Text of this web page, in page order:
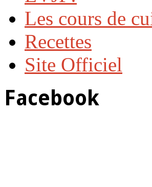
Les cours de
Recettes
Site Officiel
Facebook